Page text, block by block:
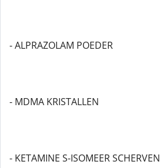
- ALPRAZOLAM POEDER
- MDMA KRISTALLEN
- KETAMINE S-ISOMEER SCHERVEN